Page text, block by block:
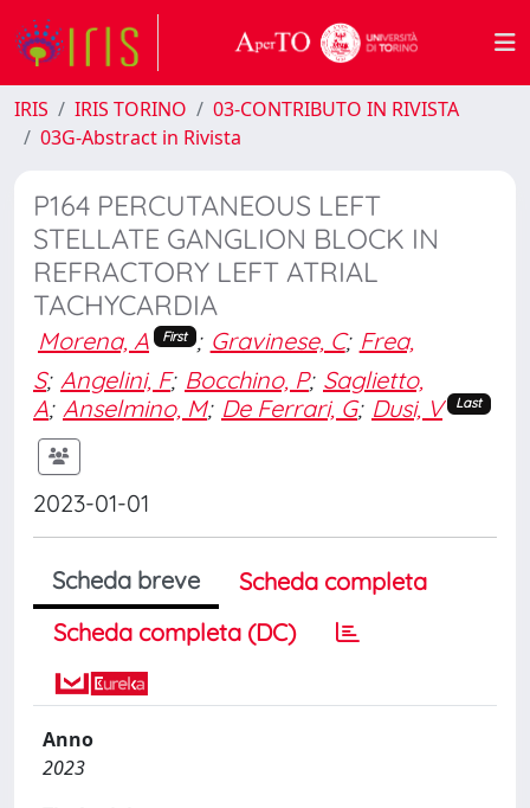
IRIS IRIS TORINO
03-CONTRIBUTO IN RIVISTA
03G-Abstract in Rivista
P164 PERCUTANEOUS LEFT
STELLATE GANGLION BLOCK IN
REFRACTORY LEFT ATRIAL
TACHYCARDIA
Morena, A First ; Gravinese, C; Frea,
S; Angelini, F; Bocchino, P; Saglietto,
A; Anselmino, M; De Ferrari, G; Dusi, V Last
2023-01-01
Scheda breve
Scheda completa
Scheda completa (DC)
Anno
2023